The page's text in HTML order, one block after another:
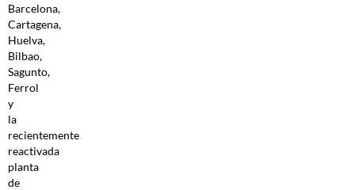
Barcelona,
Cartagena,
Huelva,
Bilbao,
Sagunto,
Ferrol
y
la
recientemente
reactivada
planta
de